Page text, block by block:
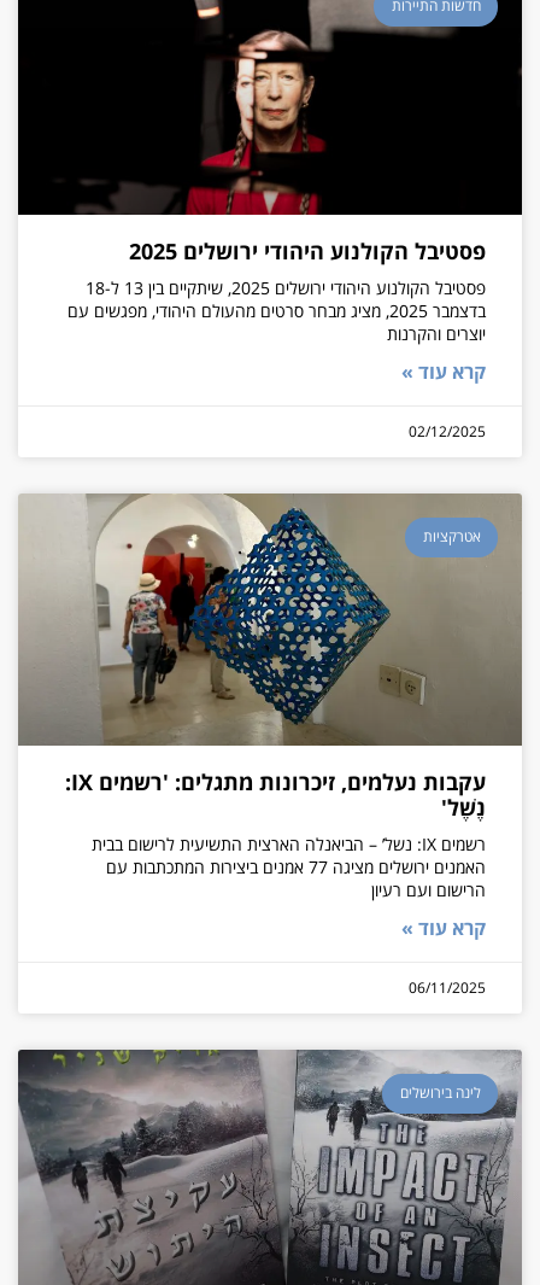
חדשות התיירות
פסטיבל הקולנוע היהודי ירושלים 2025
פסטיבל הקולנוע היהודי ירושלים 2025, שיתקיים בין 13 ל-18
בדצמבר 2025, מציג מבחר סרטים מהעולם היהודי, מפגשים עם
יוצרים והקרנות
קרא עוד »
02/12/2025
אטרקציות
עקבות נעלמים, זיכרונות מתגלים: 'רשמים IX:
נֶשֶׁל'
רשמים IX: נשל’ – הביאנלה הארצית התשיעית לרישום בבית
האמנים ירושלים מציגה 77 אמנים ביצירות המתכתבות עם
הרישום ועם רעיון
קרא עוד »
06/11/2025
לינה בירושלים